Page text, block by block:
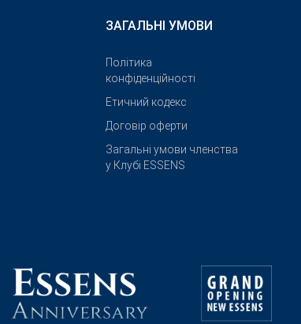
ЗАГАЛЬНІ УМОВИ
Політика
конфіденційності
Етичний кодекс
Договір оферти
Загальні умови членства
у Клубі ESSENS